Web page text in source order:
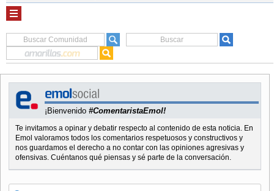
¡Bienvenido #ComentaristaEmol!
Te invitamos a opinar y debatir respecto al contenido de esta noticia. En
Emol valoramos todos los comentarios respetuosos y constructivos y
nos guardamos el derecho a no contar con las opiniones agresivas y
ofensivas. Cuéntanos qué piensas y sé parte de la conversación.